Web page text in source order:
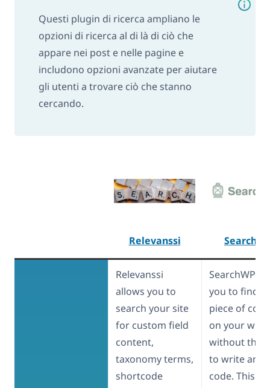
Questi plugin di ricerca ampliano le
opzioni di ricerca al di là di ciò che
appare nei post e nelle pagine e
includono opzioni avanzate per aiutare
gli utenti a trovare ciò che stanno
cercando.
Relevanssi
Relevanssi
allows you to
search your site
for custom field
content,
taxonomy terms,
shortcode
SearchWP
you to find
piece of
on your
without the
to write any
code. This